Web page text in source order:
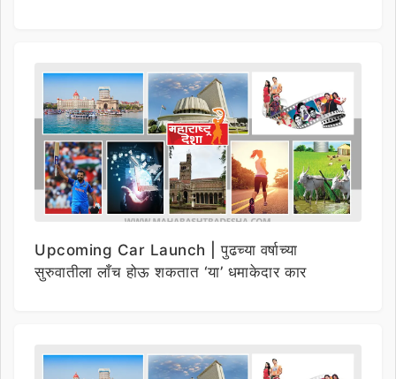
Upcoming Car Launch | पुढच्या वर्षाच्या
सुरुवातीला लाँच होऊ शकतात ‘या’ धमाकेदार कार